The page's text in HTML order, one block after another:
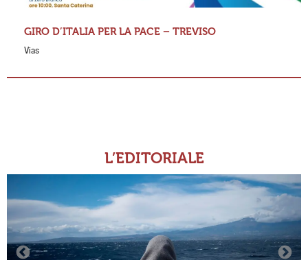
GIRO D’ITALIA PER LA PACE – TREVISO
Vias
L’EDITORIALE